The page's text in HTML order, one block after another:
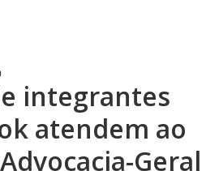
integrantes
atendem ao
Geral